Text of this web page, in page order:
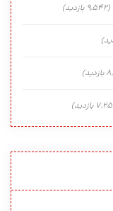
(9,542 بازدید)